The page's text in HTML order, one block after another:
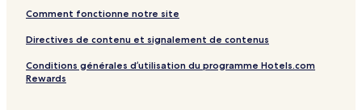
Comment fonctionne notre site
Directives de contenu et signalement de contenus
Conditions générales d’utilisation du programme Hotels.com
Rewards